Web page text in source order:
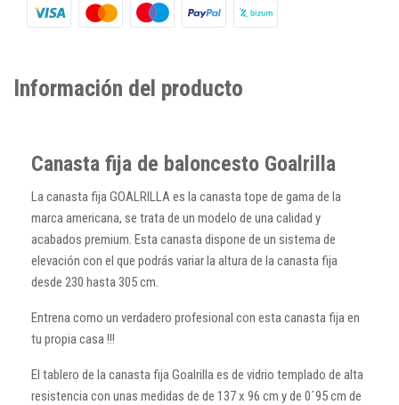
Información del producto
Canasta fija de baloncesto Goalrilla
La canasta fija GOALRILLA es la canasta tope de gama de la
marca americana, se trata de un modelo de una calidad y
acabados premium. Esta canasta dispone de un sistema de
elevación con el que podrás variar la altura de la canasta fija
desde 230 hasta 305 cm.
Entrena como un verdadero profesional con esta canasta fija en
tu propia casa !!!
El tablero de la canasta fija Goalrilla es de vidrio templado de alta
resistencia con unas medidas de de 137 x 96 cm y de 0´95 cm de